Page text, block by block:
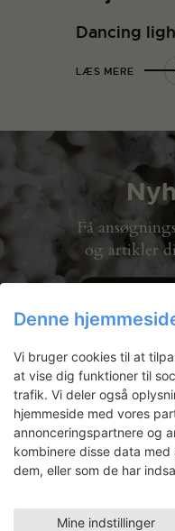
Dancing
LÆS MERE
Få
og artikler
Denne
Vi bruger cookies til at
at vise dig funktioner til
trafik. Vi deler også
hjemmeside med vores
annonceringspartnere og
kombinere disse data
dem, eller som de har
Mine indstillinger